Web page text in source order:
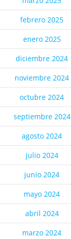
febrero 2025
enero 2025
diciembre 2024
noviembre 2024
octubre 2024
septiembre 2024
agosto 2024
julio 2024
junio 2024
mayo 2024
abril 2024
marzo 2024